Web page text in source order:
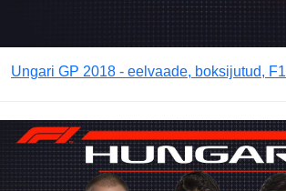
Ungari GP 2018 - eelvaade, boksijutud, F1